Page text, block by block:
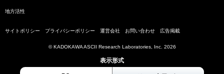
地方活性
サイトポリシー プライバシーポリシー 運営会社 お問い合わせ 広告掲載
© KADOKAWA ASCII Research Laboratories, Inc. 2026
表示形式